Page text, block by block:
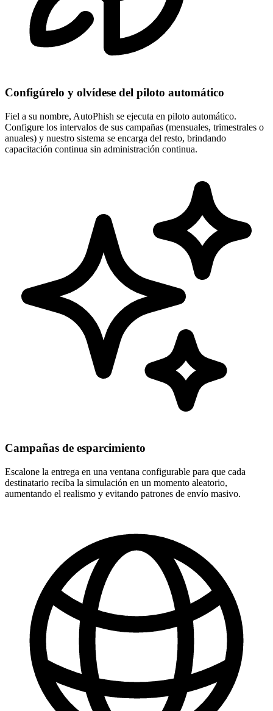
Configúrelo y olvídese del piloto automático
Fiel a su nombre, AutoPhish se ejecuta en piloto automático.
Configure los intervalos de sus campañas (mensuales, trimestrales o
anuales) y nuestro sistema se encarga del resto, brindando
capacitación continua sin administración continua.
Campañas de esparcimiento
Escalone la entrega en una ventana configurable para que cada
destinatario reciba la simulación en un momento aleatorio,
aumentando el realismo y evitando patrones de envío masivo.